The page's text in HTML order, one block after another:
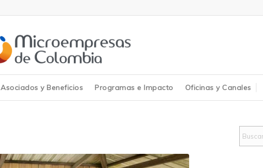
Asociados y Beneficios Programas e Impacto Oficinas y Canales